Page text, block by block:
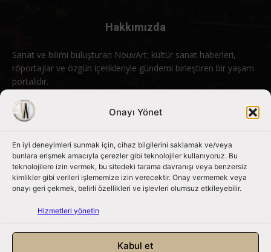
Onayı Yönet
En iyi deneyimleri sunmak için, cihaz bilgilerini saklamak ve/veya
bunlara erişmek amacıyla çerezler gibi teknolojiler kullanıyoruz. Bu
teknolojilere izin vermek, bu sitedeki tarama davranışı veya benzersiz
kimlikler gibi verileri işlememize izin verecektir. Onay vermemek veya
onayı geri çekmek, belirli özellikleri ve işlevleri olumsuz etkileyebilir.
Hizmetleri yönetin
Kabul et
Hakkımızda
Sanat ve bilimi buluşturan NouvArt; kültür sanat haberleri,
röportajlar ve özgün içerikleriyle gündemi birleştiren bir yaşam
portalıdır.
Bizimle iletişime geçin: info@nouvart.net
Bizi Takip Edin